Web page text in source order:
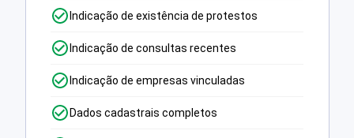
Indicação de existência de protestos
Indicação de consultas recentes
Indicação de empresas vinculadas
Dados cadastrais completos